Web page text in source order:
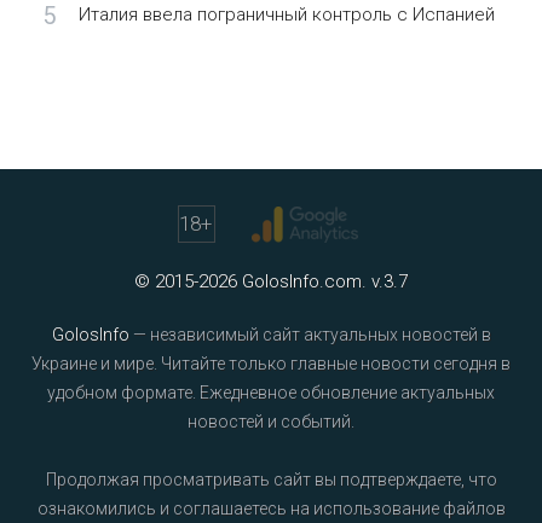
5 Италия ввела пограничный контроль с Испанией
18+
© 2015-2026 GolosInfo.com. v.3.7
GolosInfo — независимый сайт актуальных новостей в
Украине и мире. Читайте только главные новости сегодня в
удобном формате. Ежедневное обновление актуальных
новостей и событий.
Продолжая просматривать сайт вы подтверждаете, что
ознакомились и соглашаетесь на использование файлов